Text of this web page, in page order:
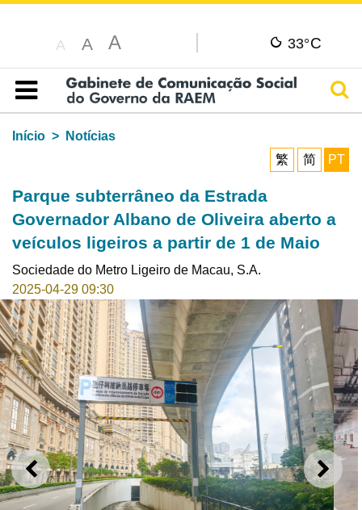
A A A 33°C
Índice
Início
Notícias
繁
简 PT
Parque subterrâneo da Estrada
Governador Albano de Oliveira aberto a
veículos ligeiros a partir de 1 de Maio
Sociedade do Metro Ligeiro de Macau, S.A.
2025-04-29 09:30
ANTERIOR